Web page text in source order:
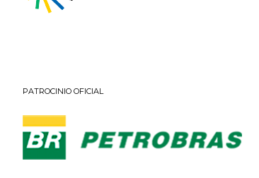
PATROCINIO OFICIAL